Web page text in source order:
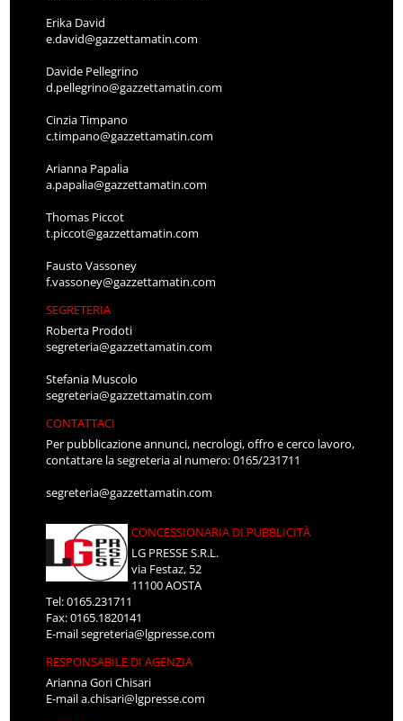
Erika David
e.david@gazzettamatin.com
Davide Pellegrino
d.pellegrino@gazzettamatin.com
Cinzia Timpano
c.timpano@gazzettamatin.com
Arianna Papalia
a.papalia@gazzettamatin.com
Thomas Piccot
t.piccot@gazzettamatin.com
Fausto Vassoney
f.vassoney@gazzettamatin.com
SEGRETERIA
Roberta Prodoti
segreteria@gazzettamatin.com
Stefania Muscolo
segreteria@gazzettamatin.com
CONTATTACI
Per pubblicazione annunci, necrologi, offro e cerco lavoro,
contattare la segreteria al numero: 0165/231711
segreteria@gazzettamatin.com
CONCESSIONARIA DI PUBBLICITÀ
LG PRESSE S.R.L.
via Festaz, 52
11100 AOSTA
Tel: 0165.231711
Fax: 0165.1820141
E-mailsegreteria@lgpresse.com
RESPONSABILE DI AGENZIA
Arianna Gori Chisari
E-maila.chisari@lgpresse.com